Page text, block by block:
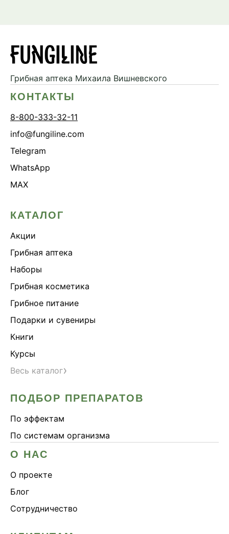
Грибная аптека Михаила Вишневского
КОНТАКТЫ
8-800-333-32-11
info@fungiline.com
Telegram
WhatsApp
MAX
КАТАЛОГ
Акции
Грибная аптека
Наборы
Грибная косметика
Грибное питание
Подарки и сувениры
Книги
Курсы
Весь каталог›
ПОДБОР ПРЕПАРАТОВ
По эффектам
По системам организма
О НАС
О проекте
Блог
Сотрудничество